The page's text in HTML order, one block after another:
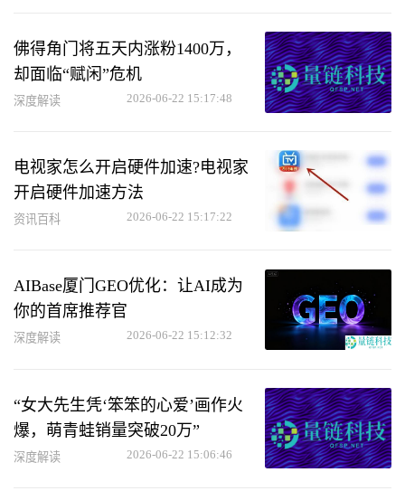
佛得角门将五天内涨粉1400万，
却面临“赋闲”危机
深度解读 2026-06-22 15:17:48
电视家怎么开启硬件加速?电视家
开启硬件加速方法
资讯百科 2026-06-22 15:17:22
AIBase厦门GEO优化：让AI成为
你的首席推荐官
深度解读 2026-06-22 15:12:32
“女大先生凭‘笨笨的心爱’画作火
爆，萌青蛙销量突破20万”
深度解读 2026-06-22 15:06:46